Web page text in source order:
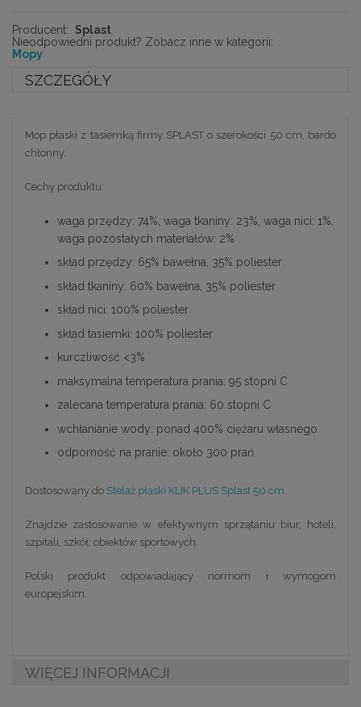
Producent:
Splast
Nieodpowiedni produkt? Zobacz inne w kategorii:
Mopy
SZCZEGÓŁY
Mop płaski z tasiemką firmy SPLAST o szerokości 50 cm, bardo
chłonny.
Cechy produktu:
waga przędzy: 74%, waga tkaniny: 23%, waga nici: 1%,
waga pozostałych materiałów: 2%
skład przędzy: 65% bawełna, 35% poliester
skład tkaniny: 60% bawełna, 35% poliester
skład nici: 100% poliester
skład tasiemki: 100% poliester
kurczliwość <3%
maksymalna temperatura prania: 95 stopni C
zalecana temperatura prania: 60 stopni C
wchłanianie wody: ponad 400% ciężaru własnego
odporność na pranie: około 300 prań
Dostosowany do Stelaż płaski KLIK PLUS Splast 50 cm.
Znajdzie zastosowanie w efektywnym sprzątaniu biur, hoteli,
szpitali, szkół, obiektów sportowych.
Polski produkt odpowiadający normom i wymogom
europejskim.
WIĘCEJ INFORMACJI